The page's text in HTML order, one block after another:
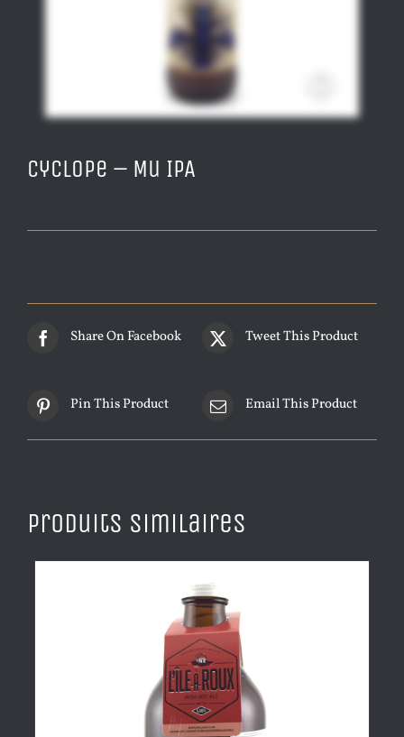
Cyclope – Mu IPA
Share On Facebook Tweet This Product
Pin This Product Email This Product
Produits similaires